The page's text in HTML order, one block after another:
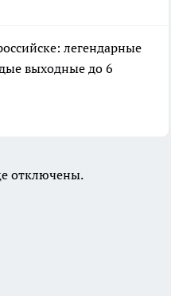
легендарные
выходные до 6
отключены.